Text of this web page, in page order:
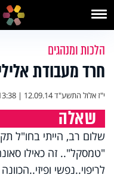
הלכות ומנהגים
חרד מעבודת
י"ז אלול התשע"ד12.09.14 | 13:38
שאלה
שלום רב, הייתי בחו"ל
"טמסקל".. זה כאילו
לריפוי..נפשי